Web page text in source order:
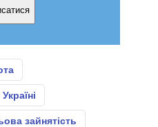
зайнятість